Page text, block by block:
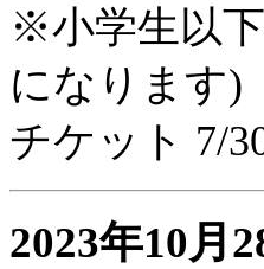
※小学生以
になります)
チケット 7/
2023年10月